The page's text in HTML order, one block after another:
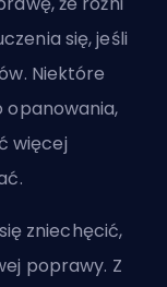
się, jeśli
Niektóre
opanowania,
więcej
zniechęcić,
poprawy. Z